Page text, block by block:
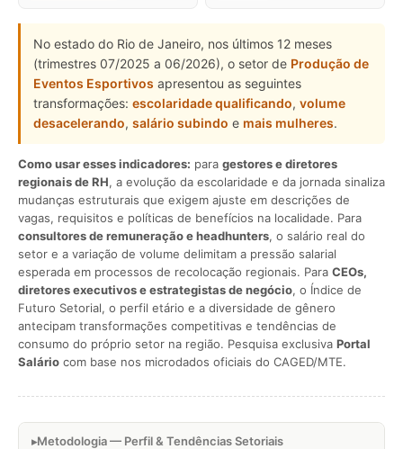
No estado do Rio de Janeiro, nos últimos 12 meses
(trimestres 07/2025 a 06/2026), o setor de Produção de
Eventos Esportivos apresentou as seguintes
transformações: escolaridade qualificando, volume
desacelerando, salário subindo e mais mulheres.
Como usar esses indicadores: para gestores e diretores
regionais de RH, a evolução da escolaridade e da jornada sinaliza
mudanças estruturais que exigem ajuste em descrições de
vagas, requisitos e políticas de benefícios na localidade. Para
consultores de remuneração e headhunters, o salário real do
setor e a variação de volume delimitam a pressão salarial
esperada em processos de recolocação regionais. Para CEOs,
diretores executivos e estrategistas de negócio, o Índice de
Futuro Setorial, o perfil etário e a diversidade de gênero
antecipam transformações competitivas e tendências de
consumo do próprio setor na região. Pesquisa exclusiva Portal
Salário com base nos microdados oficiais do CAGED/MTE.
Metodologia — Perfil & Tendências Setoriais